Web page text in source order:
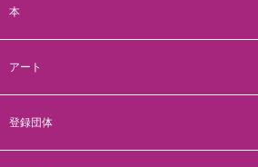
本
アート
登録団体